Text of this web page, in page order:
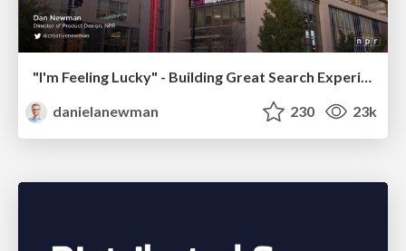
"I'm Feeling Lucky" - Building Great Search Experiences for Today's Users (#IAC19)
danielanewman
230 23k